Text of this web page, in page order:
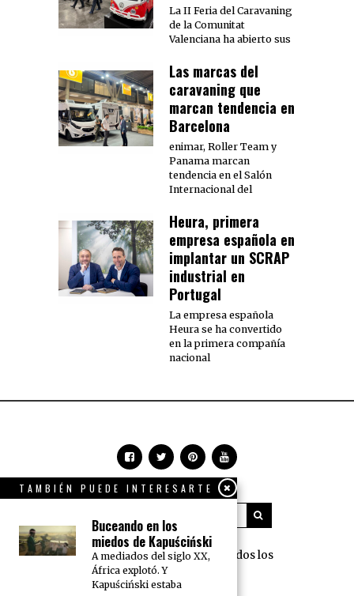
La II Feria del Caravaning
de la Comunitat
Valenciana ha abierto sus
Las marcas del
caravaning que
marcan tendencia en
Barcelona
enimar, Roller Team y
Panama marcan
tendencia en el Salón
Internacional del
Heura, primera
empresa española en
implantar un SCRAP
industrial en
Portugal
La empresa española
Heura se ha convertido
en la primera compañía
nacional
360 Grados Press © 2018 Todos los
derechos reservados.
TAMBIÉN PUEDE INTERESARTE
Buceando en los
miedos de Kapuściński
A mediados del siglo XX,
África explotó. Y
Kapuściński estaba